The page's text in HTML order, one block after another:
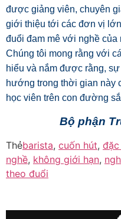
được giảng viên, chuyên
giới thiệu tới các đơn vị
đuổi đam mê với nghề của
Chúng tôi mong rằng với
hiểu và nắm được rằng,
hướng trong thời gian này
học viên trên con đường
Bộ phận
Thẻbarista, cuốn hút,
nghề, không giới hạn,
theo đuổi